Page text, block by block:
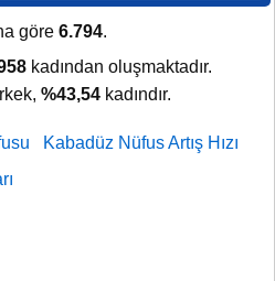
göre 6.794.
kadından oluşmaktadır.
%43,54 kadındır.
Kabadüz Nüfus Artış Hızı